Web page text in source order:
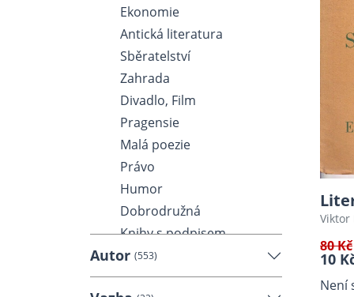
Ekonomie
Antická literatura
Sběratelství
Zahrada
Divadlo, Film
Pragensie
Malá poezie
Právo
Humor
Dobrodružná
Knihy s podpisem
Kniha o knize
Matematika, Fyzika,
Autor (553)
Viktor
80 Kč
10
Není